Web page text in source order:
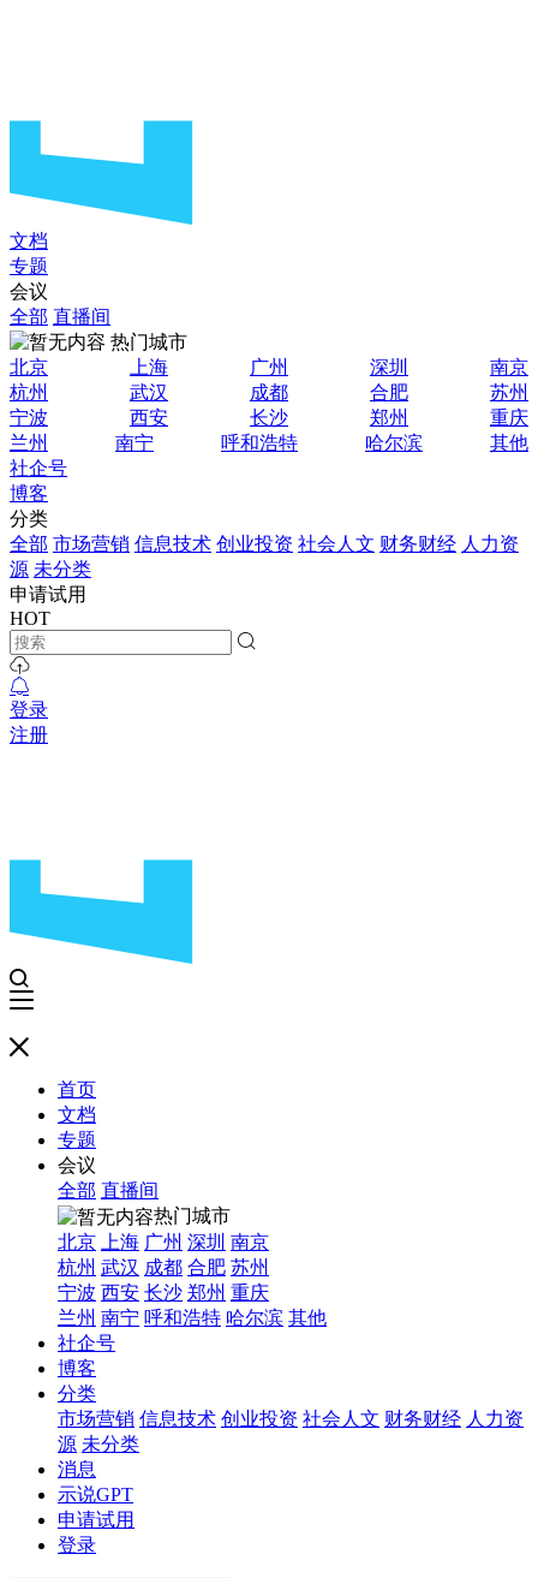
文档
专题
会议
全部 直播间
热门城市
北京
上海 广州 深圳
南京
杭州
武汉 成都 合肥
苏州
宁波
西安 长沙 郑州
重庆
兰州
南宁 呼和浩特 哈尔滨
其他
社企号
博客
分类
全部 市场营销 信息技术 创业投资 社会人文 财务财经 人力资
源 未分类
申请试用
HOT
登录
注册
首页
文档
专题
会议
全部 直播间
热门城市
北京
上海 广州 深圳 南京
杭州 武汉 成都 合肥 苏州
宁波 西安 长沙 郑州 重庆
兰州 南宁 呼和浩特 哈尔滨 其他
社企号
博客
分类
市场营销 信息技术 创业投资 社会人文 财务财经 人力资
源 未分类
消息
示说GPT
申请试用
登录